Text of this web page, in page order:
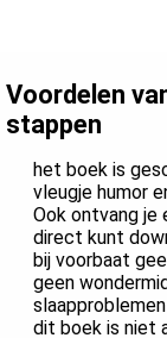
Voordelen
stappen
het boek is
vleugje humor
Ook ontvang je
direct kunt
bij voorbaat
geen
dit boek is niet